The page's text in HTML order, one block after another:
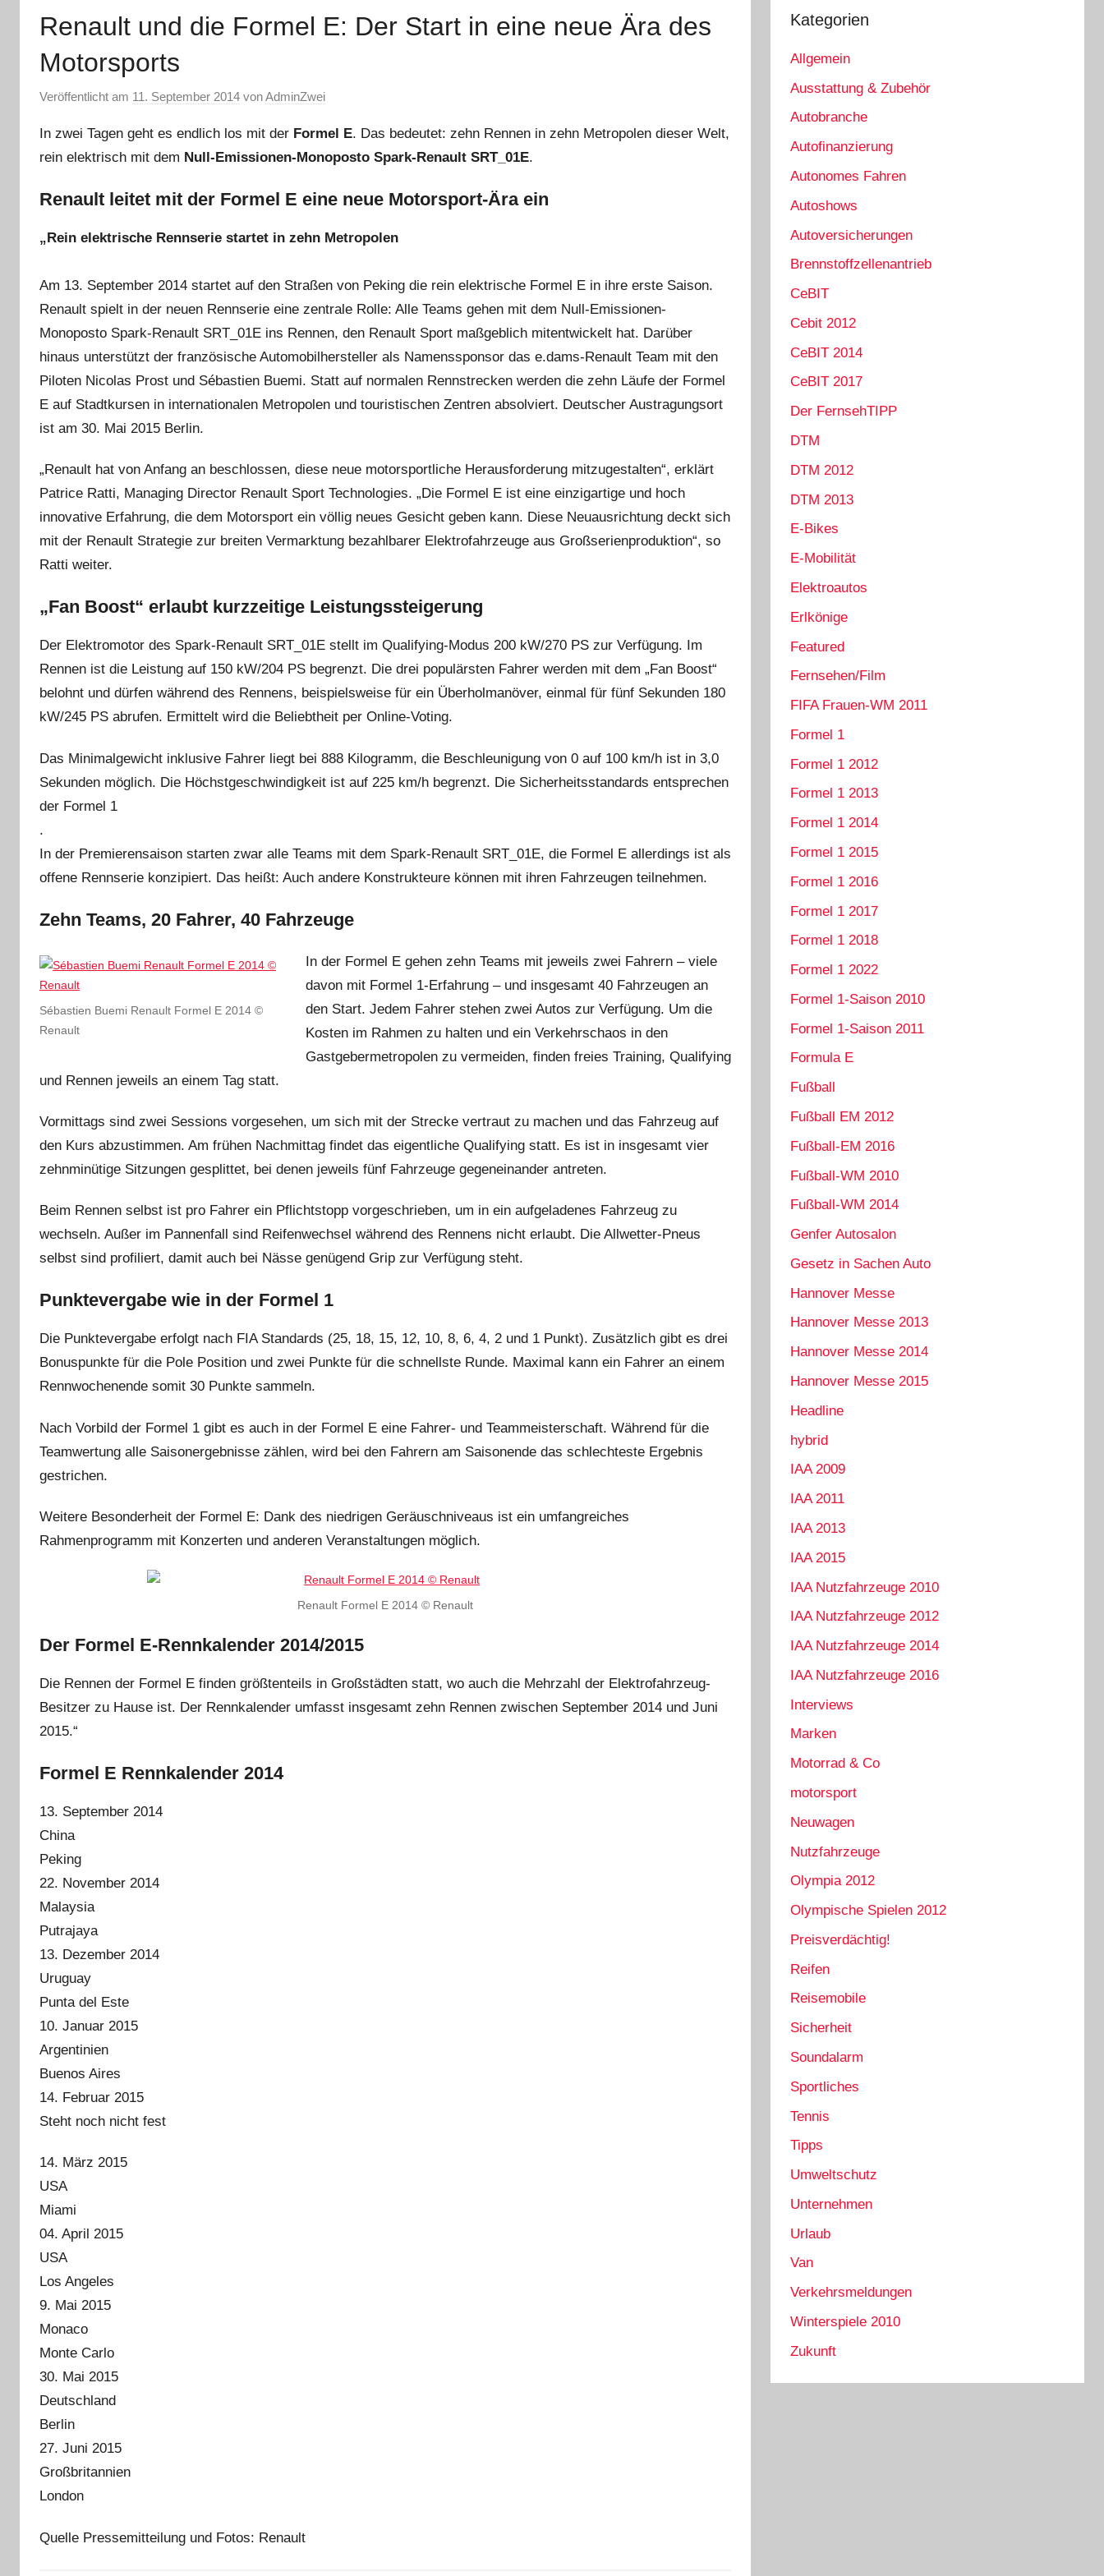
Renault und die Formel E: Der Start in eine neue Ära des
Motorsports
Veröffentlicht am 11. September 2014 vonAdminZwei
In zwei Tagen geht es endlich los mit der Formel E. Das bedeutet: zehn Rennen in zehn Metropolen dieser Welt,
rein elektrisch mit dem Null-Emissionen-Monoposto Spark-Renault SRT_01E.
Renault leitet mit der Formel E eine neue Motorsport-Ära ein
„Rein elektrische Rennserie startet in zehn Metropolen
Am 13. September 2014 startet auf den Straßen von Peking die rein elektrische Formel E in ihre erste Saison.
Renault spielt in der neuen Rennserie eine zentrale Rolle: Alle Teams gehen mit dem Null-Emissionen-
Monoposto Spark-Renault SRT_01E ins Rennen, den Renault Sport maßgeblich mitent­wickelt hat. Darüber
hinaus unterstützt der französische Automobil­hersteller als Namenssponsor das e.dams-Renault Team mit den
Piloten Nicolas Prost und Sébastien Buemi. Statt auf normalen Renn­strecken werden die zehn Läufe der Formel
E auf Stadtkursen in inter­nationalen Metropolen und touristischen Zentren absolviert. Deutscher Austragungsort
ist am 30. Mai 2015 Berlin.
„Renault hat von Anfang an beschlossen, diese neue motor­sportliche Herausforderung mitzugestalten“, erklärt
Patrice Ratti, Managing Director Renault Sport Technologies. „Die Formel E ist eine einzigartige und hoch
innovative Erfahrung, die dem Motorsport ein völlig neues Gesicht geben kann. Diese Neuausrichtung deckt sich
mit der Renault Strategie zur breiten Vermarktung bezahlbarer Elektrofahrzeuge aus Großserien­produktion“, so
Ratti weiter.
„Fan Boost“ erlaubt kurzzeitige Leistungssteigerung
Der Elektromotor des Spark-Renault SRT_01E stellt im Qualifying-Modus 200 kW/270 PS zur Verfügung. Im
Rennen ist die Leistung auf 150 kW/204 PS begrenzt. Die drei populärsten Fahrer werden mit dem „Fan Boost“
belohnt und dürfen während des Rennens, beispielsweise für ein Überholmanöver, einmal für fünf Sekunden 180
kW/245 PS abrufen. Ermittelt wird die Beliebtheit per Online-Voting.
Das Minimalgewicht inklusive Fahrer liegt bei 888 Kilogramm, die Beschleunigung von 0 auf 100 km/h ist in 3,0
Sekunden möglich. Die Höchstgeschwindig­keit ist auf 225 km/h begrenzt. Die Sicherheitsstandards entsprechen
der Formel 1
.
In der Premierensaison starten zwar alle Teams mit dem Spark-Renault SRT_01E, die Formel E allerdings ist als
offene Rennserie konzipiert. Das heißt: Auch andere Konstrukteure können mit ihren Fahrzeugen teilnehmen.
Zehn Teams, 20 Fahrer, 40 Fahrzeuge
Sébastien Buemi Renault Formel E 2014 ©
Renault
In der Formel E gehen zehn Teams mit jeweils zwei Fahrern – viele
davon mit Formel 1-Erfahrung – und insgesamt 40 Fahr­zeugen an
den Start. Jedem Fahrer stehen zwei Autos zur Verfügung. Um die
Kosten im Rahmen zu halten und ein Verkehrschaos in den
Gastgebermetropolen zu vermeiden, finden freies Training, Qualifying
und Rennen jeweils an einem Tag statt.
Vormittags sind zwei Sessions vorgesehen, um sich mit der Strecke vertraut zu machen und das Fahrzeug auf
den Kurs abzustimmen. Am frühen Nachmittag findet das eigentliche Quali­fying statt. Es ist in insgesamt vier
zehnminütige Sitzungen gesplittet, bei denen jeweils fünf Fahrzeuge gegeneinander antreten.
Beim Rennen selbst ist pro Fahrer ein Pflichtstopp vorgeschrieben, um in ein aufgeladenes Fahrzeug zu
wechseln. Außer im Pannen­fall sind Reifenwechsel während des Rennens nicht erlaubt. Die Allwetter-Pneus
selbst sind profiliert, damit auch bei Nässe genügend Grip zur Verfügung steht.
Punktevergabe wie in der Formel 1
Die Punktevergabe erfolgt nach FIA Standards (25, 18, 15, 12, 10, 8, 6, 4, 2 und 1 Punkt). Zusätzlich gibt es drei
Bonuspunkte für die Pole Position und zwei Punkte für die schnellste Runde. Maximal kann ein Fahrer an einem
Rennwochenende somit 30 Punkte sammeln.
Nach Vorbild der Formel 1 gibt es auch in der Formel E eine Fahrer- und Teammeisterschaft. Während für die
Teamwertung alle Saisonergebnisse zählen, wird bei den Fahrern am Saison­ende das schlechteste Ergebnis
gestrichen.
Weitere Besonderheit der Formel E: Dank des niedrigen Geräuschniveaus ist ein umfangreiches
Rahmenprogramm mit Konzerten und anderen Veranstaltungen möglich.
Renault Formel E 2014 © Renault
Der Formel E-Rennkalender 2014/2015
Die Rennen der Formel E finden größtenteils in Großstädten statt, wo auch die Mehrzahl der Elektrofahrzeug-
Besitzer zu Hause ist. Der Rennkalender umfasst insgesamt zehn Rennen zwischen September 2014 und Juni
2015.“
Formel E Rennkalender 2014
13. September 2014
China
Peking
22. November 2014
Malaysia
Putrajaya
13. Dezember 2014
Uruguay
Punta del Este
10. Januar 2015
Argentinien
Buenos Aires
14. Februar 2015
Steht noch nicht fest
14. März 2015
USA
Miami
04. April 2015
USA
Los Angeles
9. Mai 2015
Monaco
Monte Carlo
30. Mai 2015
Deutschland
Berlin
27. Juni 2015
Großbritannien
London
Quelle Pressemitteilung und Fotos: Renault
Kategorien
Allgemein
Ausstattung & Zubehör
Autobranche
Autofinanzierung
Autonomes Fahren
Autoshows
Autoversicherungen
Brennstoffzellenantrieb
CeBIT
Cebit 2012
CeBIT 2014
CeBIT 2017
Der FernsehTIPP
DTM
DTM 2012
DTM 2013
E-Bikes
E-Mobilität
Elektroautos
Erlkönige
Featured
Fernsehen/Film
FIFA Frauen-WM 2011
Formel 1
Formel 1 2012
Formel 1 2013
Formel 1 2014
Formel 1 2015
Formel 1 2016
Formel 1 2017
Formel 1 2018
Formel 1 2022
Formel 1-Saison 2010
Formel 1-Saison 2011
Formula E
Fußball
Fußball EM 2012
Fußball-EM 2016
Fußball-WM 2010
Fußball-WM 2014
Genfer Autosalon
Gesetz in Sachen Auto
Hannover Messe
Hannover Messe 2013
Hannover Messe 2014
Hannover Messe 2015
Headline
hybrid
IAA 2009
IAA 2011
IAA 2013
IAA 2015
IAA Nutzfahrzeuge 2010
IAA Nutzfahrzeuge 2012
IAA Nutzfahrzeuge 2014
IAA Nutzfahrzeuge 2016
Interviews
Marken
Motorrad & Co
motorsport
Neuwagen
Nutzfahrzeuge
Olympia 2012
Olympische Spielen 2012
Preisverdächtig!
Reifen
Reisemobile
Sicherheit
Soundalarm
Sportliches
Tennis
Tipps
Umweltschutz
Unternehmen
Urlaub
Van
Verkehrsmeldungen
Winterspiele 2010
Zukunft